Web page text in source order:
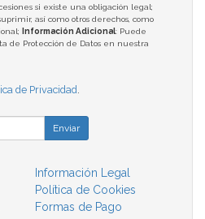
si existe una obligación legal;
así como otros derechos, como
Información Adicional: Puede
de Protección de Datos en nuestra
de Privacidad
Enviar
Información Legal
Política de Cookies
Formas de Pago